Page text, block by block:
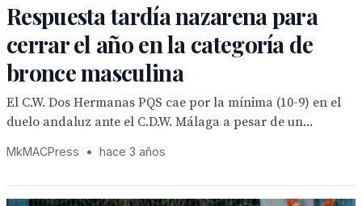
Respuesta tardía nazarena para
cerrar el año en la categoría de
bronce masculina
El C.W. Dos Hermanas PQS cae por la mínima (10-9) en el
duelo andaluz ante el C.D.W. Málaga a pesar de un...
MkMACPress • hace 3 años